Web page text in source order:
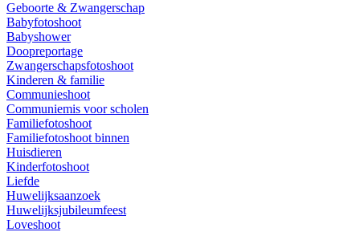
Geboorte & Zwangerschap
Babyfotoshoot
Babyshower
Doopreportage
Zwangerschapsfotoshoot
Kinderen & familie
Communieshoot
Communiemis voor scholen
Familiefotoshoot
Familiefotoshoot binnen
Huisdieren
Kinderfotoshoot
Liefde
Huwelijksaanzoek
Huwelijksjubileumfeest
Loveshoot